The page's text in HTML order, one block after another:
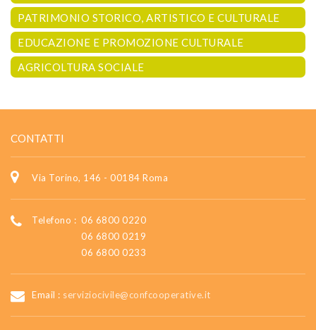
PATRIMONIO STORICO, ARTISTICO E CULTURALE
EDUCAZIONE E PROMOZIONE CULTURALE
AGRICOLTURA SOCIALE
CONTATTI
Via Torino, 146 - 00184 Roma
Telefono : 06 6800 0220
06 6800 0219
06 6800 0233
Email : serviziocivile@confcooperative.it